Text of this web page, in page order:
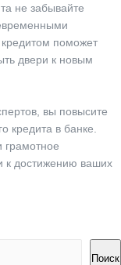
не забывайте
поможет
двери к новым
вы повысите
кредита в банке.
грамотное
к достижению ваших
Поиск